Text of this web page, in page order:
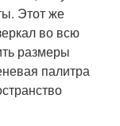
Этот же
во всю
размеры
палитра